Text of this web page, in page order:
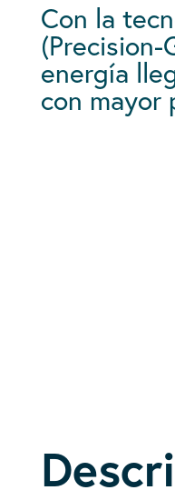
Con la
(Precision-
energía
con mayor